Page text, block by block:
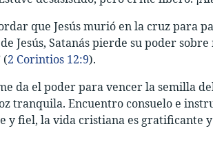
que Jesús murió en la cruz para
Jesús, Satanás pierde su poder
(2 Corintios 12:9).
da el poder para vencer la semilla
tranquila. Encuentro consuelo e
y fiel, la vida cristiana es gratificante